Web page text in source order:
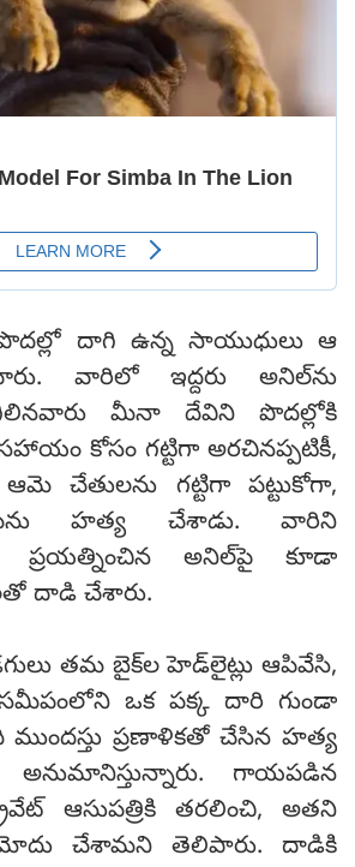
దాగి ఉన్న సాయుధులు ఆ
వారిలో ఇద్దరు అనిల్‌ను
మీనా దేవిని పొదల్లోకి
కోసం గట్టిగా అరచినప్పటికీ,
ఆమె చేతులను గట్టిగా పట్టుకోగా,
హత్య చేశాడు. వారిని
ప్రయత్నించిన అనిల్‌పై కూడా
దాడి చేశారు.
తమ బైక్‌ల హెడ్‌లైట్లు ఆపివేసి,
సమీపంలోని ఒక పక్క దారి గుండా
ప్రణాళికతో చేసిన హత్య
గాయపడిన
ఆసుపత్రికి తరలించి, అతని
చేశామని తెలిపారు. దాడికి